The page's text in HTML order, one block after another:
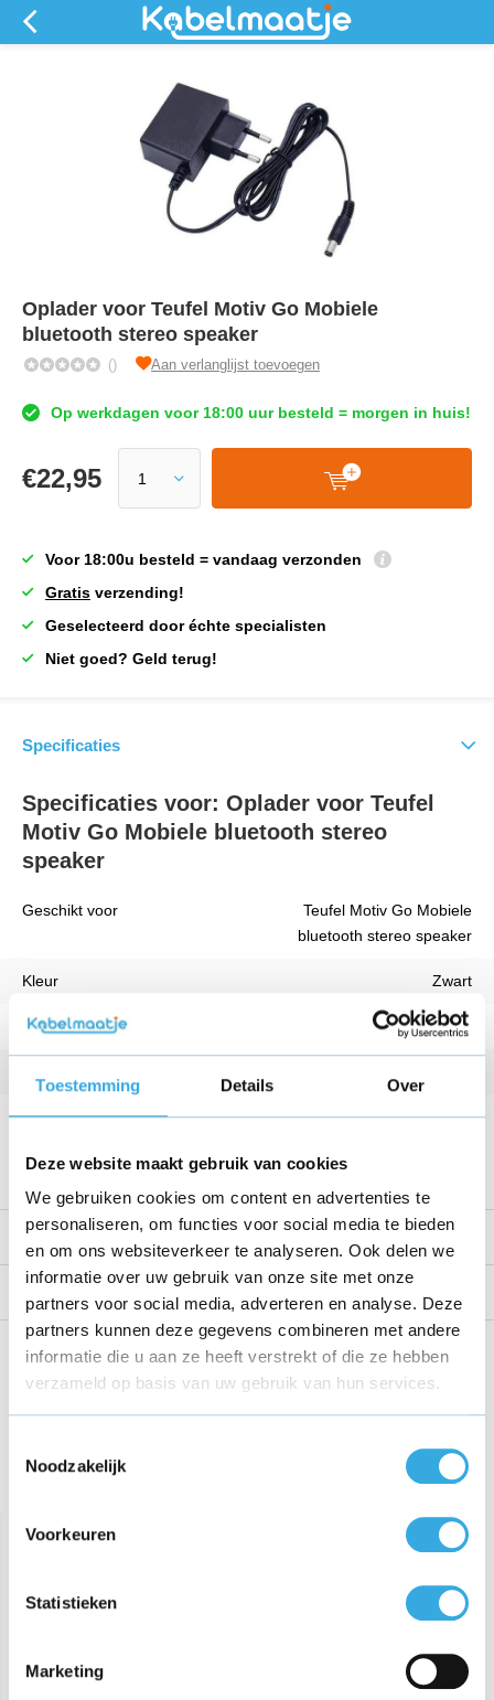
Toestemming Details Over
Deze website maakt gebruik van cookies
We gebruiken cookies om content en advertenties te
personaliseren, om functies voor social media te bieden
en om ons websiteverkeer te analyseren. Ook delen we
informatie over uw gebruik van onze site met onze
partners voor social media, adverteren en analyse. Deze
partners kunnen deze gegevens combineren met andere
informatie die u aan ze heeft verstrekt of die ze hebben
verzameld op basis van uw gebruik van hun services.
Noodzakelijk
Voorkeuren
Statistieken
Marketing
Oplader voor Teufel Motiv Go Mobiele
bluetooth stereo speaker
() Aan verlanglijst toevoegen
Op werkdagen voor 18:00 uur besteld = morgen in huis!
€22,95
Voor 18:00u besteld = vandaag verzonden
Gratis verzending!
Geselecteerd door échte specialisten
Niet goed? Geld terug!
Specificaties
Specificaties voor: Oplader voor Teufel
Motiv Go Mobiele bluetooth stereo
speaker
Geschikt voor
Teufel Motiv Go Mobiele
bluetooth stereo speaker
Kleur Zwart
Vermogen 30 W
Voltage 12 V
Bekijk alle specificaties
Productomschrijving
Share this product!